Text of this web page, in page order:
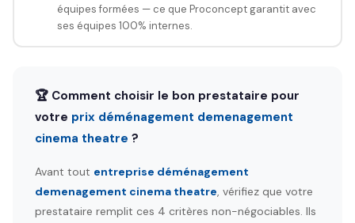
équipes formées — ce que Proconcept garantit avec
ses équipes 100% internes.
🏆 Comment choisir le bon prestataire pour
votre prix déménagement demenagement
cinema theatre ?
Avant tout entreprise déménagement
demenagement cinema theatre, vérifiez que votre
prestataire remplit ces 4 critères non-négociables. Ils